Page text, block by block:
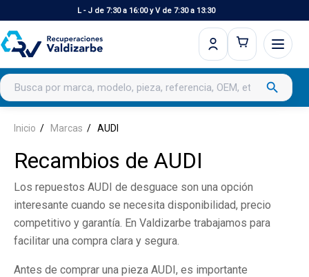
L - J de 7:30 a 16:00 y V de 7:30 a 13:30
Buscar productos search
Inicio Marcas AUDI
Recambios de AUDI
Los repuestos AUDI de desguace son una opción
interesante cuando se necesita disponibilidad, precio
competitivo y garantía. En Valdizarbe trabajamos para
facilitar una compra clara y segura.
Antes de comprar una pieza AUDI, es importante